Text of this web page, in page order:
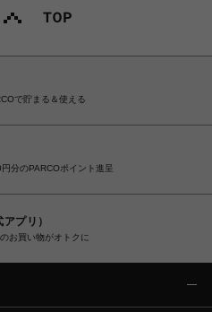
で貯まる＆使える
分のPARCOポイント進呈
プリ）
お買い物がオトクに